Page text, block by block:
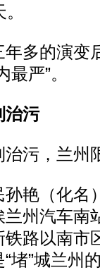
的演变后
最严”。
污
，兰州
（化名）
兰州汽车南
铁路以南
堵”城兰州的